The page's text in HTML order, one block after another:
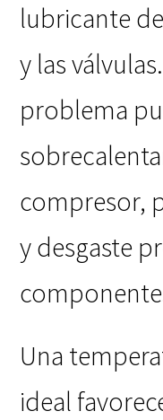
lubricante
y las
problema
compresor,
y desgaste
Una
ideal